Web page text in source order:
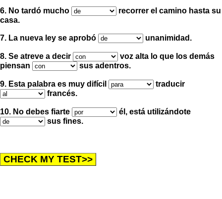
6. No tardó mucho
recorrer el camino hasta su
casa.
7. La nueva ley se aprobó unanimidad.
8. Se atreve a decir voz alta lo que los demás
piensan
sus adentros.
9. Esta palabra es muy difícil
traducir
francés.
10. No debes fiarte
él, está utilizándote
sus fines.